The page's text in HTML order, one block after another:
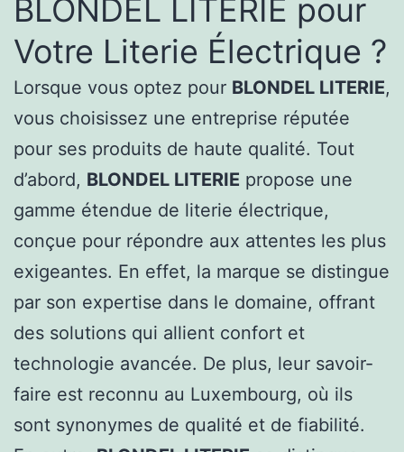
BLONDEL LITERIE pour
Votre Literie Électrique ?
Lorsque vous optez pour BLONDEL LITERIE,
vous choisissez une entreprise réputée
pour ses produits de haute qualité. Tout
d’abord, BLONDEL LITERIE propose une
gamme étendue de literie électrique,
conçue pour répondre aux attentes les plus
exigeantes. En effet, la marque se distingue
par son expertise dans le domaine, offrant
des solutions qui allient confort et
technologie avancée. De plus, leur savoir-
faire est reconnu au Luxembourg, où ils
sont synonymes de qualité et de fiabilité.